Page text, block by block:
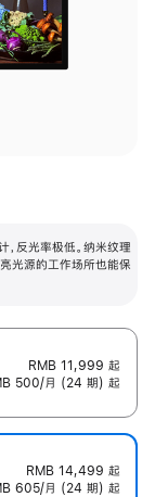
反光率极低。纳米纹理
光源的工作场所也能保
RMB 11,999 起
500/月 (24 期) 起
RMB 14,499 起
605/月 (24 期) 起